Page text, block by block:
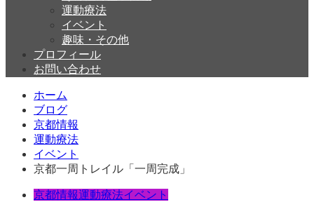
運動療法
イベント
趣味・その他
プロフィール
お問い合わせ
ホーム
ブログ
京都情報
運動療法
イベント
京都一周トレイル「一周完成」
京都情報運動療法イベント